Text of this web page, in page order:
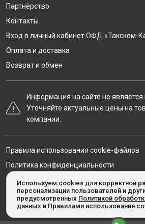
Используем cookies для корректной
персонализации пользователей и
предусмотренных Политикой
данных и Правилами использования
Партнёрство
Контакты
Вход в личный кабинет ОФД «Такском-
Оплата и доставка
Возврат и обмен
Информация на сайте не является
Уточняйте актуальные цены на
компании.
© Taxcom-kassa.ru, 2020-2026
Правила использования cookie-файлов
Политика конфиденциальности
Карта сайта